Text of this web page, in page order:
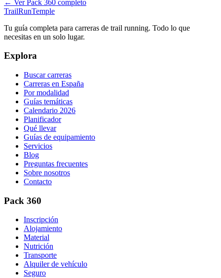
← Ver Pack 360 completo
TrailRunTemple
Tu guía completa para carreras de trail running. Todo lo que
necesitas en un solo lugar.
Explora
Buscar carreras
Carreras en España
Por modalidad
Guías temáticas
Calendario 2026
Planificador
Qué llevar
Guías de equipamiento
Servicios
Blog
Preguntas frecuentes
Sobre nosotros
Contacto
Pack 360
Inscripción
Alojamiento
Material
Nutrición
Transporte
Alquiler de vehículo
Seguro